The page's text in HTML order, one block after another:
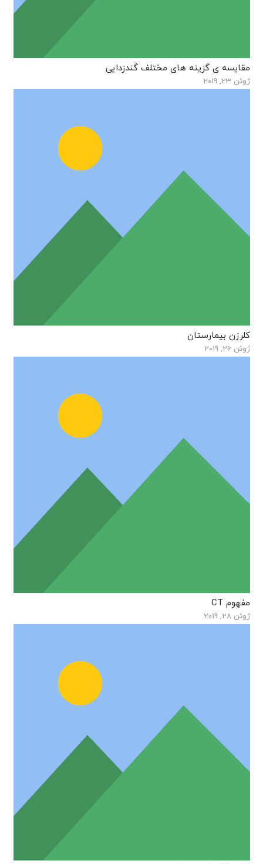
مقایسه ی گزینه های مختلف گندزدایی
ژوئن 23, 2019
کلرزن بیمارستان
ژوئن 26, 2019
مفهوم CT
ژوئن 28, 2019